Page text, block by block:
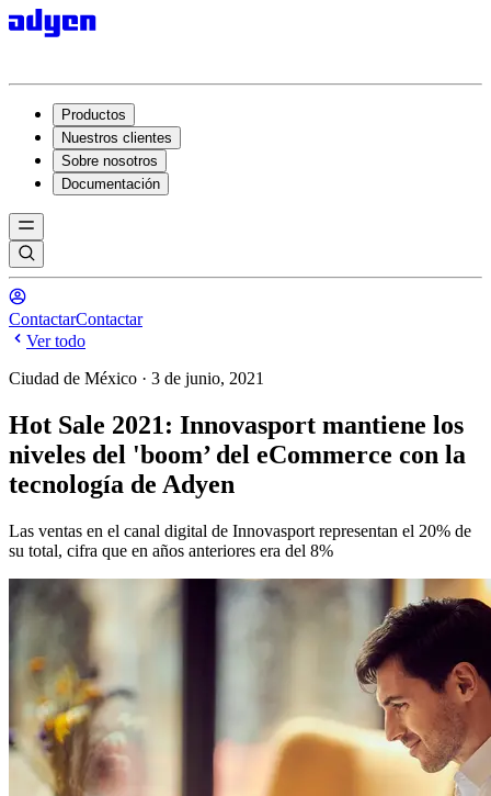
Productos
Nuestros clientes
Sobre nosotros
Documentación
ContactarContactar
Ver todo
Ciudad de México · 3 de junio, 2021
Hot Sale 2021: Innovasport mantiene los
niveles del 'boom’ del eCommerce con la
tecnología de Adyen
Las ventas en el canal digital de Innovasport representan el 20% de
su total, cifra que en años anteriores era del 8%